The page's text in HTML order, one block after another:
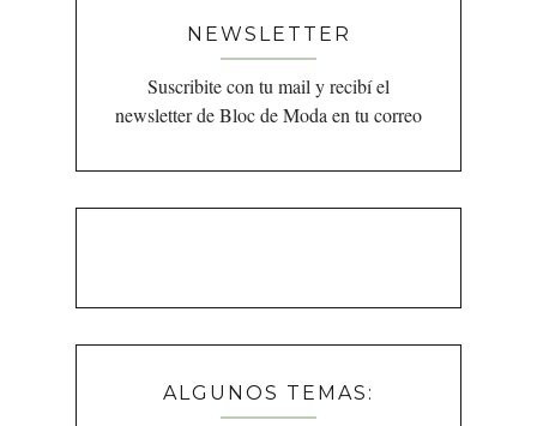
NEWSLETTER
Suscribite con tu mail y recibí el
newsletter de Bloc de Moda en tu correo
ALGUNOS TEMAS: